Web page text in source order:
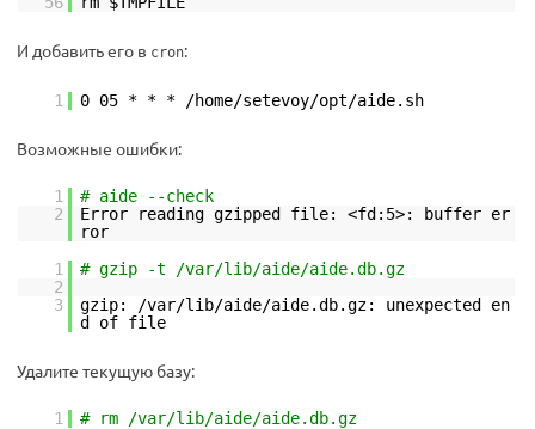
И добавить его в cron:
1 0 05 * * * /home/setevoy/opt/aide.sh
Возможные ошибки:
1
# aide --check
2
Error reading gzipped file: <fd:5>: buffer er
ror
1
# gzip -t /var/lib/aide/aide.db.gz
2
3
gzip: /var/lib/aide/aide.db.gz: unexpected en
d of file
Удалите текущую базу:
1 # rm /var/lib/aide/aide.db.gz